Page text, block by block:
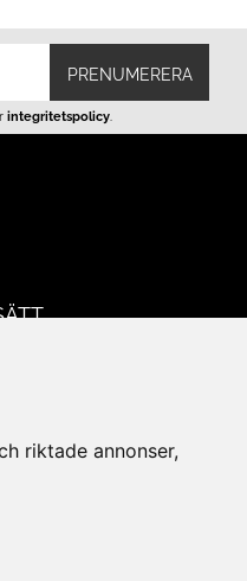
riktade annonser,
PRENUMERERA
integritetspolicy